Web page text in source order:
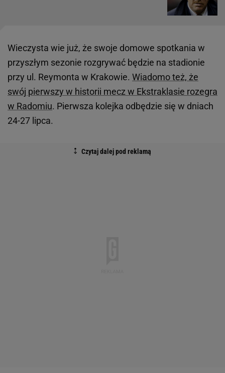
Wieczysta wie już, że swoje domowe spotkania w
przyszłym sezonie rozgrywać będzie na stadionie
przy ul. Reymonta w Krakowie. Wiadomo też, że
swój pierwszy w historii mecz w Ekstraklasie rozegra
w Radomiu. Pierwsza kolejka odbędzie się w dniach
24-27 lipca.